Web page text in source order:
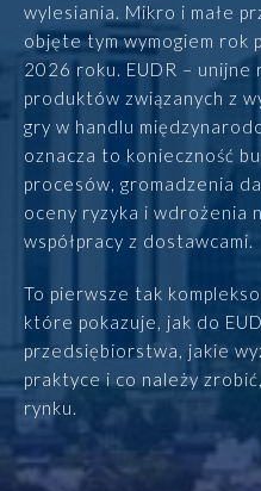
Baza
wylesiania. Mikro i małe
objęte tym wymogiem rok
2026 roku. EUDR –
produktów związanych z
gry w handlu
oznacza to konieczność
procesów, gromadzenia
oceny ryzyka i wdrożenia
współpracy z dostawcami.
To pierwsze tak
które pokazuje, jak do
przedsiębiorstwa, jakie
praktyce i co należy
rynku.